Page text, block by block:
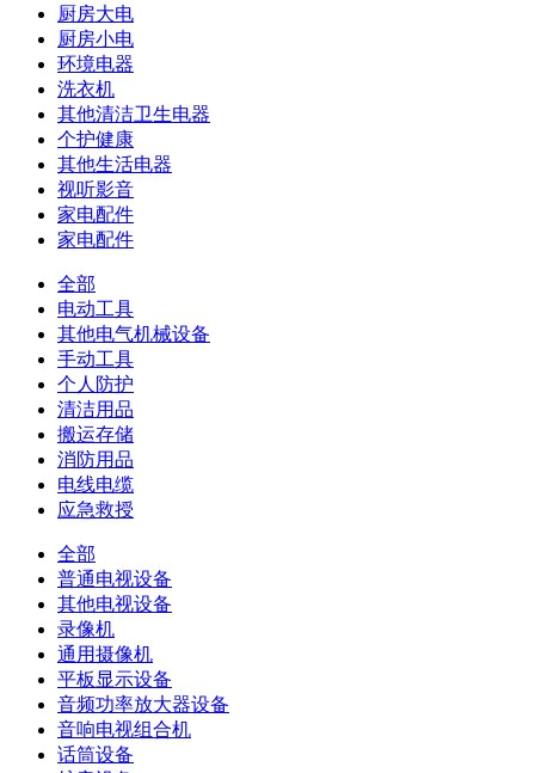
厨房大电
厨房小电
环境电器
洗衣机
其他清洁卫生电器
个护健康
其他生活电器
视听影音
家电配件
家电配件
全部
电动工具
其他电气机械设备
手动工具
个人防护
清洁用品
搬运存储
消防用品
电线电缆
应急救授
全部
普通电视设备
其他电视设备
录像机
通用摄像机
平板显示设备
音频功率放大器设备
音响电视组合机
话筒设备